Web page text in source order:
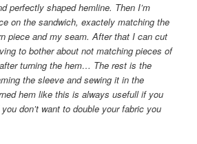
perfectly shaped hemline. Then I’m
on the sandwich, exactely matching the
piece and my seam. After that I can cut
to bother about not matching pieces of
turning the hem… The rest is the
the sleeve and sewing it in the
hem like this is always usefull if you
don’t want to double your fabric you